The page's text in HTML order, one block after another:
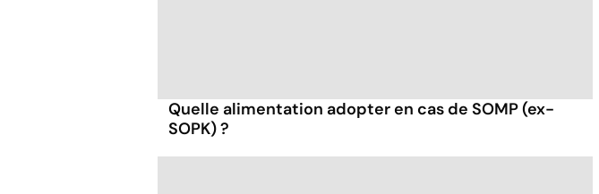
Quelle alimentation adopter en cas de SOMP (ex-
SOPK) ?